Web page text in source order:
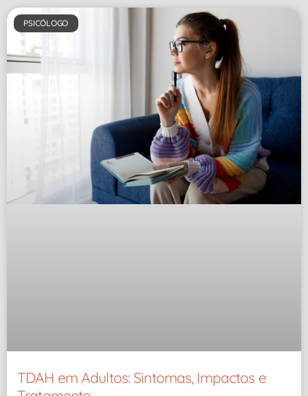
PSICÓLOGO
TDAH em Adultos: Sintomas, Impactos e